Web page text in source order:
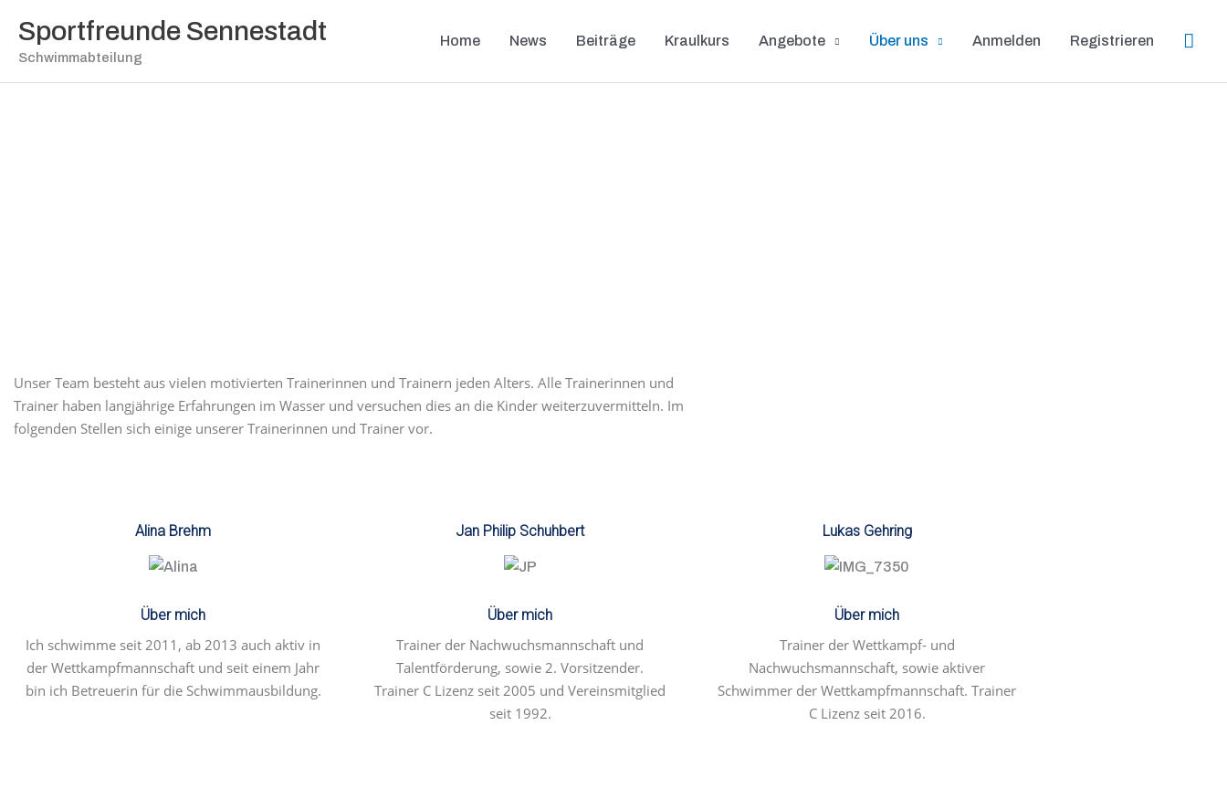
Inhalt
springen
Sportfreunde Sennestadt
Schwimmabteilung
Home News Beiträge Kraulkurs Angebote Über uns Anmelden Registrieren
Unser Team besteht aus vielen motivierten Trainerinnen und Trainern jeden Alters. Alle Trainerinnen und
Trainer haben langjährige Erfahrungen im Wasser und versuchen dies an die Kinder weiterzuvermitteln. Im
folgenden Stellen sich einige unserer Trainerinnen und Trainer vor.
Alina Brehm
Über mich
Ich schwimme seit 2011, ab 2013 auch aktiv in
der Wettkampfmannschaft und seit einem Jahr
bin ich Betreuerin für die Schwimmausbildung.
Jan Philip Schuhbert
Über mich
Trainer der Nachwuchsmannschaft und
Talentförderung, sowie 2. Vorsitzender.
Trainer C Lizenz seit 2005 und Vereinsmitglied
seit 1992.
Lukas Gehring
Über mich
Trainer der Wettkampf- und
Nachwuchsmannschaft, sowie aktiver
Schwimmer der Wettkampfmannschaft. Trainer
C Lizenz seit 2016.